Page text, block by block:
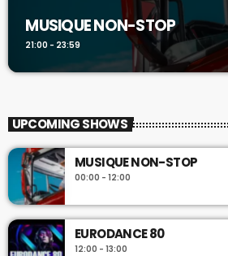
MUSIQUE NON-STOP
21:00 - 23:59
UPCOMING SHOWS
MUSIQUE NON-STOP
00:00 - 12:00
EURODANCE 80
12:00 - 13:00